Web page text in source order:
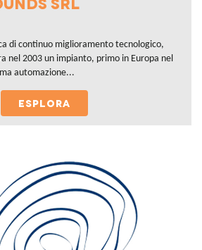
di continuo miglioramento tecnologico,
nel 2003 un impianto, primo in Europa nel
automazione...
ESPLORA